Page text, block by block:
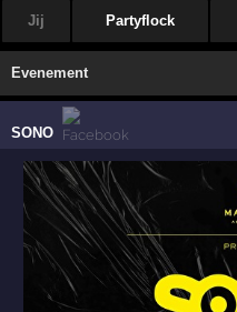
Jij Partyflock
Evenement
SONO